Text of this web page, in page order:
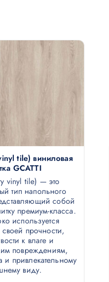
tile) виниловая
GCATTI
vinyl tile) — это
тип напольного
собой
премиум-класса.
используется
прочности,
к влаге и
повреждениям,
и привлекательному
виду.